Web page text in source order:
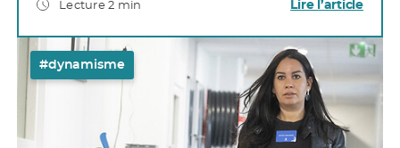
Lecture 2 min Lire l’article
#dynamisme